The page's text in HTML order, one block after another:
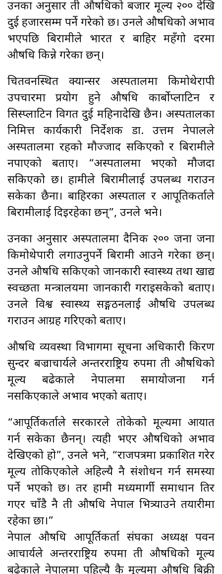
उनका अनुसार ती औषधिको बजार मूल्य २०० देखि
दुई हजारसम्म पर्ने गरेको छ। उनले औषधिको अभाव
भएपछि बिरामीले भारत र बाहिर महँगो दरमा
औषधि किन्ने गरेका छन्।
चितवनस्थित क्यान्सर अस्पतालमा किमोथेरापी
उपचारमा प्रयोग हुने औषधि कार्बोप्लाटिन र
सिस्प्लाटिन विगत दुई महिनादेखि छैन। अस्पतालका
निमित्त कार्यकारी निर्देशक डा. उत्तम नेपालले
अस्पतालमा रहको मौज्जाद सकिएको र बिरामीले
नपाएको बताए। “अस्पतालमा भएको मौजदा
सकिएको छ। हामीले बिरामीलाई उपलब्ध गराउन
सकेका छैनौँ। बाहिरका अस्पताल र आपूतिकर्ताले
बिरामीलाई दिइरहेका छन्”, उनले भने।
उनका अनुसार अस्पतालमा दैनिक २०० जना जना
किमोथेपारी लगाउनुपर्ने बिरामी आउने गरेका छन्।
उनले औषधि सकिएको जानकारी स्वास्थ्य तथा खाद्य
स्वच्छता मन्त्रालयमा जानकारी गराइसकेको बताए।
उनले विश्व स्वास्थ्य सङ्गठनलाई औषधि उपलब्ध
गराउन आग्रह गरिएको बताए।
औषधि व्यवस्था विभागमा सूचना अधिकारी किरण
सुन्दर बज्राचार्यले अन्तरराष्ट्रिय रुपमा ती औषधिको
मूल्य बढेकाले नेपालमा समायोजना गर्न
नसकिएकाले अभाव भएको बताए।
“आपूर्तिकर्ताले सरकारले तोकेको मूल्यमा आयात
गर्न सकेका छैनन्। त्यही भएर औषधिको अभाव
देखिएको हो”, उनले भने, “राजपत्रमा प्रकाशित गरेर
मूल्य तोकिएकोले अहिल्यै नै संशोधन गर्न समस्या
पर्ने भएको छ। तर हामी मध्यमार्गी समाधान तिर
गएर चाँडै नै ती औषधि नेपाल भित्र्याउने तयारीमा
रहेका छौँ।”
नेपाल औषधि आपूर्तिकर्ता संघका अध्यक्ष पवन
आचार्यले अन्तरराष्ट्रिय रुपमा ती औषधिको मूल्य
बढेकाले नेपालमा पहिल्यै कै मूल्यमा औषधि बिक्री